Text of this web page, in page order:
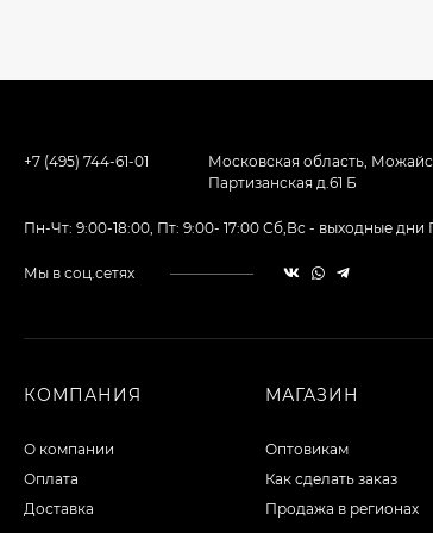
+7 (495) 744-61-01
Московская область,
Партизанская д.61 Б
Пн-Чт: 9:00-18:00, Пт: 9:00- 17:00 Сб,Вс - выходные
Мы в соц.сетях
КОМПАНИЯ
О компании
Оплата
Доставка
МАГАЗИН
Оптовикам
Как сделать заказ
Продажа в регионах